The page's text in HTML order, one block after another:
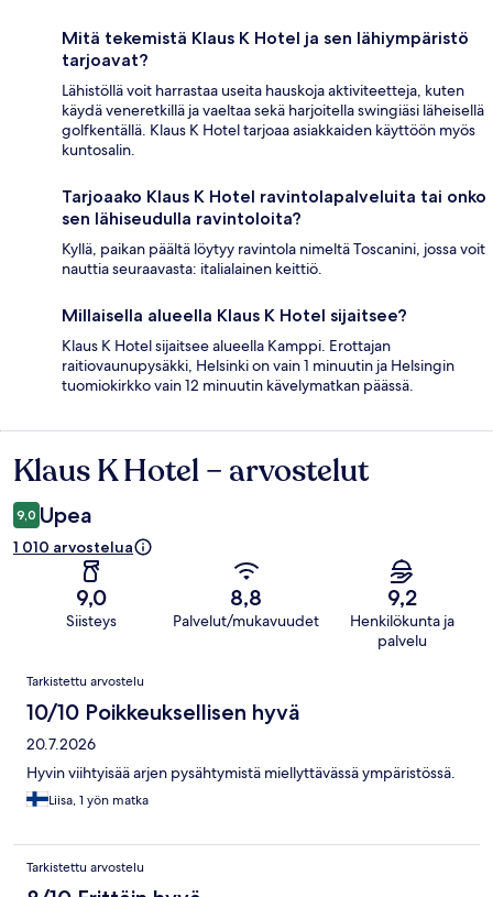
Mitä tekemistä Klaus K Hotel ja sen lähiympäristö
tarjoavat?
Lähistöllä voit harrastaa useita hauskoja aktiviteetteja, kuten
käydä veneretkillä ja vaeltaa sekä harjoitella swingiäsi läheisellä
golfkentällä. Klaus K Hotel tarjoaa asiakkaiden käyttöön myös
kuntosalin.
Tarjoaako Klaus K Hotel ravintolapalveluita tai onko
sen lähiseudulla ravintoloita?
Kyllä, paikan päältä löytyy ravintola nimeltä Toscanini, jossa voit
nauttia seuraavasta: italialainen keittiö.
Millaisella alueella Klaus K Hotel sijaitsee?
Klaus K Hotel sijaitsee alueella Kamppi. Erottajan
raitiovaunupysäkki, Helsinki on vain 1 minuutin ja Helsingin
tuomiokirkko vain 12 minuutin kävelymatkan päässä.
Arvostelut
Klaus K Hotel – arvostelut
9,0 Upea
1 010 arvostelua
9,0
Siisteys
8,8
Palvelut/mukavuudet
9,2
Henkilökunta ja
palvelu
Arvostelut
Tarkistettu arvostelu
10/10 Poikkeuksellisen hyvä
20.7.2026
Hyvin viihtyisää arjen pysähtymistä miellyttävässä ympäristössä.
Liisa, 1 yön matka
Tarkistettu arvostelu